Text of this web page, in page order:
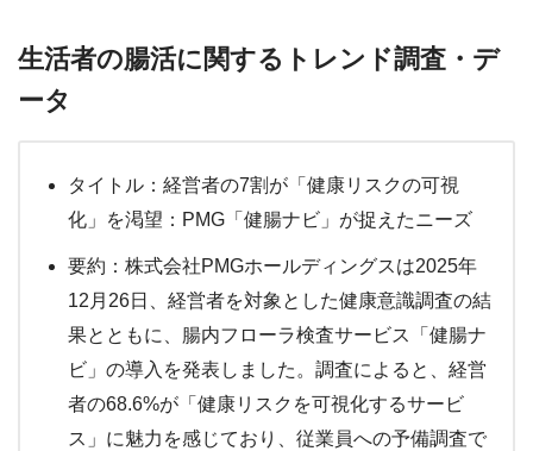
生活者の腸活に関するトレンド調査・デ
ータ
タイトル：経営者の7割が「健康リスクの可視
化」を渇望：PMG「健腸ナビ」が捉えたニーズ
要約：株式会社PMGホールディングスは2025年
12月26日、経営者を対象とした健康意識調査の結
果とともに、腸内フローラ検査サービス「健腸ナ
ビ」の導入を発表しました。調査によると、経営
者の68.6%が「健康リスクを可視化するサービ
ス」に魅力を感じており、従業員への予備調査で